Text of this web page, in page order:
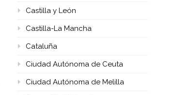
Castilla y León
Castilla-La Mancha
Cataluña
Ciudad Autónoma de Ceuta
Ciudad Autónoma de Melilla